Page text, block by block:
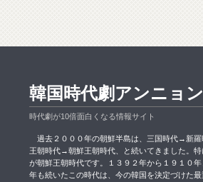
韓国時代劇アンニョン
時代劇が10倍面白くなる情報サイト
過去２０００年の朝鮮半島は、三国時代→新
王朝時代→朝鮮王朝時代、と続いてきました。
が朝鮮王朝時代です。１３９２年から１９１０年
年も続いたこの時代は、今の韓国を決定づけた最